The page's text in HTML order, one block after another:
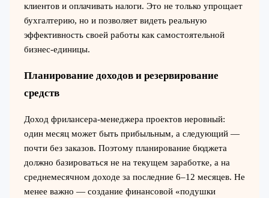
клиентов и оплачивать налоги. Это не только упрощает
бухгалтерию, но и позволяет видеть реальную
эффективность своей работы как самостоятельной
бизнес-единицы.
Планирование доходов и резервирование
средств
Доход фрилансера-менеджера проектов неровный:
один месяц может быть прибыльным, а следующий —
почти без заказов. Поэтому планирование бюджета
должно базироваться не на текущем заработке, а на
среднемесячном доходе за последние 6–12 месяцев. Не
менее важно — создание финансовой «подушки